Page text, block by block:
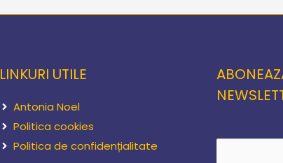
LINKURI UTILE
Antonia Noel
Politica cookies
Politica de confidențialitate